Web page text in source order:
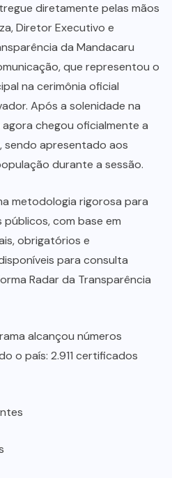
diretamente pelas mãos
Diretor Executivo e
da Mandacaru
que representou o
na cerimônia oficial
Após a solenidade na
chegou oficialmente a
sendo apresentado aos
durante a sessão.
metodologia rigorosa para
públicos, com base em
obrigatórios e
para consulta
Radar da Transparência
alcançou números
o país: 2.911 certificados